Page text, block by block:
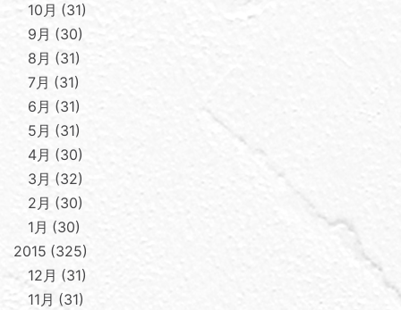
10月
31
9月
30
8月
31
7月
31
6月
31
5月
31
4月
30
3月
32
2月
30
1月
30
2015 325
12月
31
11月
31